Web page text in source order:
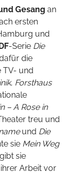
Gesang an
ersten
und
-Serie Die
die
TV- und
, Forsthaus
– A Rose in
treu und
und Die
sie Mein Weg
sie
Arbeit vor